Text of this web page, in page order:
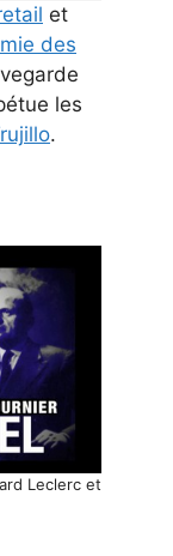
et
des
les
.
Leclerc et